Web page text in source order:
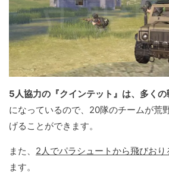
5人協力の『クインテット』は、多く
になっているので、20隊のチームが荒
げることができます。
また、 2人でパラシュートから飛びおり
ます。